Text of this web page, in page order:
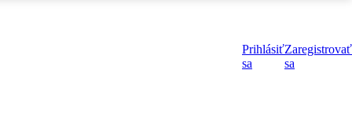
Prihlásiť
sa
Zaregistrovať
sa